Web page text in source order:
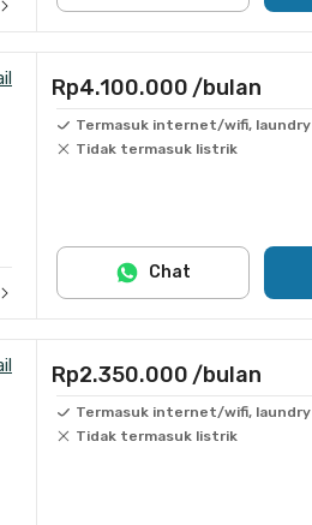
Rp4.100.000 /bulan
Termasuk internet/wifi, laundry
Tidak termasuk listrik
Chat
Rp2.350.000 /bulan
Termasuk internet/wifi, laundry
Tidak termasuk listrik